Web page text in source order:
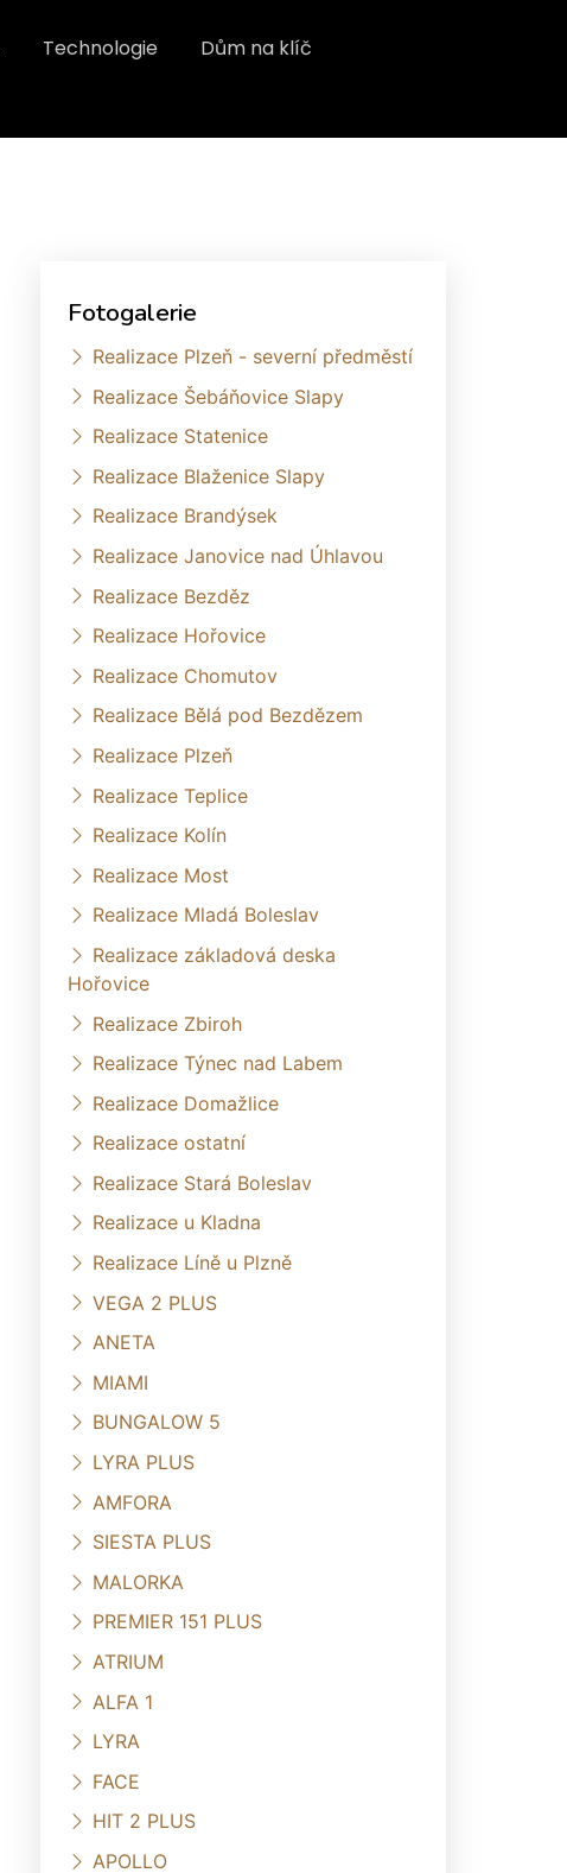
Technologie
Dům na klíč
Fotogalerie
Realizace Plzeň - severní předměstí
Realizace Šebáňovice Slapy
Realizace Statenice
Realizace Blaženice Slapy
Realizace Brandýsek
Realizace Janovice nad Úhlavou
Realizace Bezděz
Realizace Hořovice
Realizace Chomutov
Realizace Bělá pod Bezdězem
Realizace Plzeň
Realizace Teplice
Realizace Kolín
Realizace Most
Realizace Mladá Boleslav
Realizace základová deska
Hořovice
Realizace Zbiroh
Realizace Týnec nad Labem
Realizace Domažlice
Realizace ostatní
Realizace Stará Boleslav
Realizace u Kladna
Realizace Líně u Plzně
VEGA 2 PLUS
ANETA
MIAMI
BUNGALOW 5
LYRA PLUS
AMFORA
SIESTA PLUS
MALORKA
PREMIER 151 PLUS
ATRIUM
ALFA 1
LYRA
FACE
HIT 2 PLUS
APOLLO